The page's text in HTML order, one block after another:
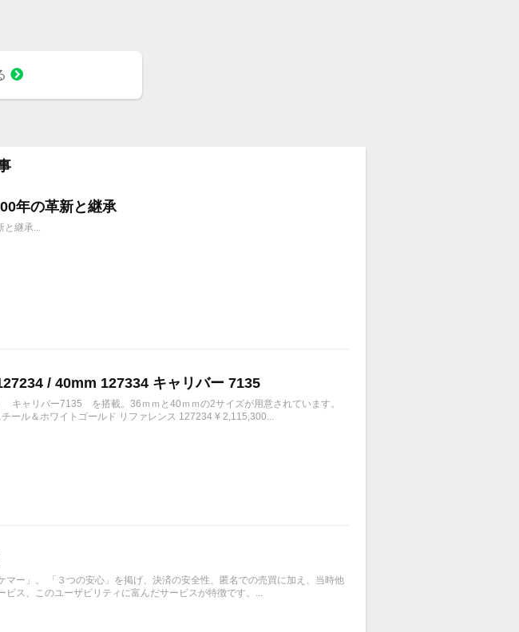
年の革新と継承
と継承...
/ 40mm 127334 キャリバー 7135
キャリバー7135 を搭載。36ｍｍと40ｍｍの2サイズが用意されています。
ール＆ホワイトゴールド リファレンス 127234 ¥ 2,115,300...
ー」。 「３つの安心」を掲げ、決済の安全性、匿名での売買に加え、当時他
ス、このユーザビリティに富んだサービスが特徴です。...